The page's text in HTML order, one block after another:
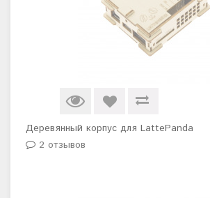
Деревянный корпус для LattePanda
2 отзывов